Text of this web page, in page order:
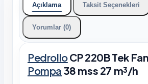
Açıklama Taksit Seçenekleri
Yorumlar (0)
PedrolloCP 220B Tek
Pompa 38 mss 27 m³/h